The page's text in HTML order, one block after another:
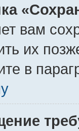
вам
их
в